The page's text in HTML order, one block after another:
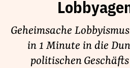
Publikationen und Material
Lobbykritische Stadtführungen
Unsere Schwerpunkte
Geheimsache
in 1 Minute in die
politischen